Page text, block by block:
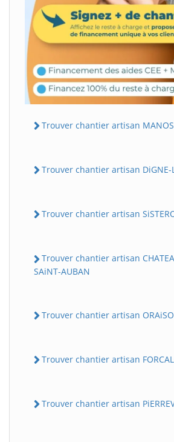
Trouver chantier artisan
Trouver chantier artisan DiGNE-
Trouver chantier artisan
Trouver chantier artisan
SAiNT-AUBAN
Trouver chantier artisan
Trouver chantier artisan
Trouver chantier artisan